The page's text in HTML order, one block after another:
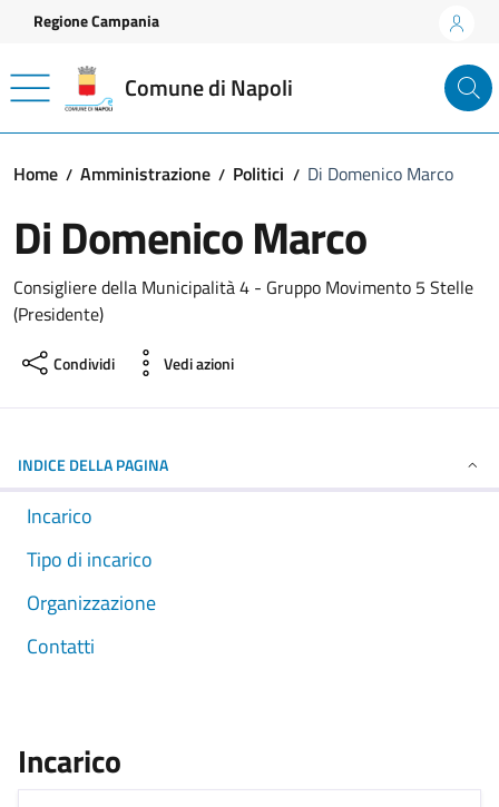
Vai ai contenuti
Vai al footer
Regione Campania
Comune di Napoli
Home Amministrazione Politici Di Domenico Marco
Di Domenico Marco
Consigliere della Municipalità 4 - Gruppo Movimento 5 Stelle
(Presidente)
Condividi Vedi azioni
INDICE DELLA PAGINA
Incarico
Tipo di incarico
Organizzazione
Contatti
Incarico